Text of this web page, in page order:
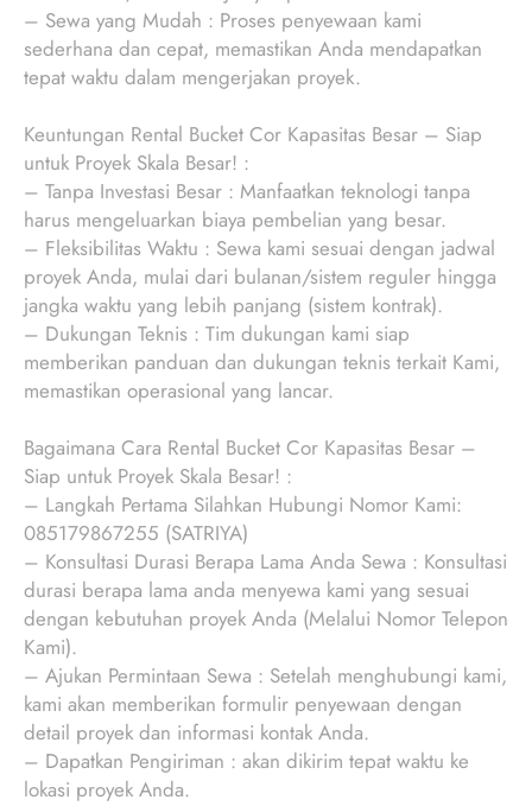
– Sewa yang Mudah : Proses penyewaan kami
sederhana dan cepat, memastikan Anda mendapatkan
tepat waktu dalam mengerjakan proyek.
Keuntungan Rental Bucket Cor Kapasitas Besar – Siap
untuk Proyek Skala Besar! :
– Tanpa Investasi Besar : Manfaatkan teknologi tanpa
harus mengeluarkan biaya pembelian yang besar.
– Fleksibilitas Waktu : Sewa kami sesuai dengan jadwal
proyek Anda, mulai dari bulanan/sistem reguler hingga
jangka waktu yang lebih panjang (sistem kontrak).
– Dukungan Teknis : Tim dukungan kami siap
memberikan panduan dan dukungan teknis terkait Kami,
memastikan operasional yang lancar.
Bagaimana Cara Rental Bucket Cor Kapasitas Besar –
Siap untuk Proyek Skala Besar! :
– Langkah Pertama Silahkan Hubungi Nomor Kami:
085179867255 (SATRIYA)
– Konsultasi Durasi Berapa Lama Anda Sewa : Konsultasi
durasi berapa lama anda menyewa kami yang sesuai
dengan kebutuhan proyek Anda (Melalui Nomor Telepon
Kami).
– Ajukan Permintaan Sewa : Setelah menghubungi kami,
kami akan memberikan formulir penyewaan dengan
detail proyek dan informasi kontak Anda.
– Dapatkan Pengiriman : akan dikirim tepat waktu ke
lokasi proyek Anda.